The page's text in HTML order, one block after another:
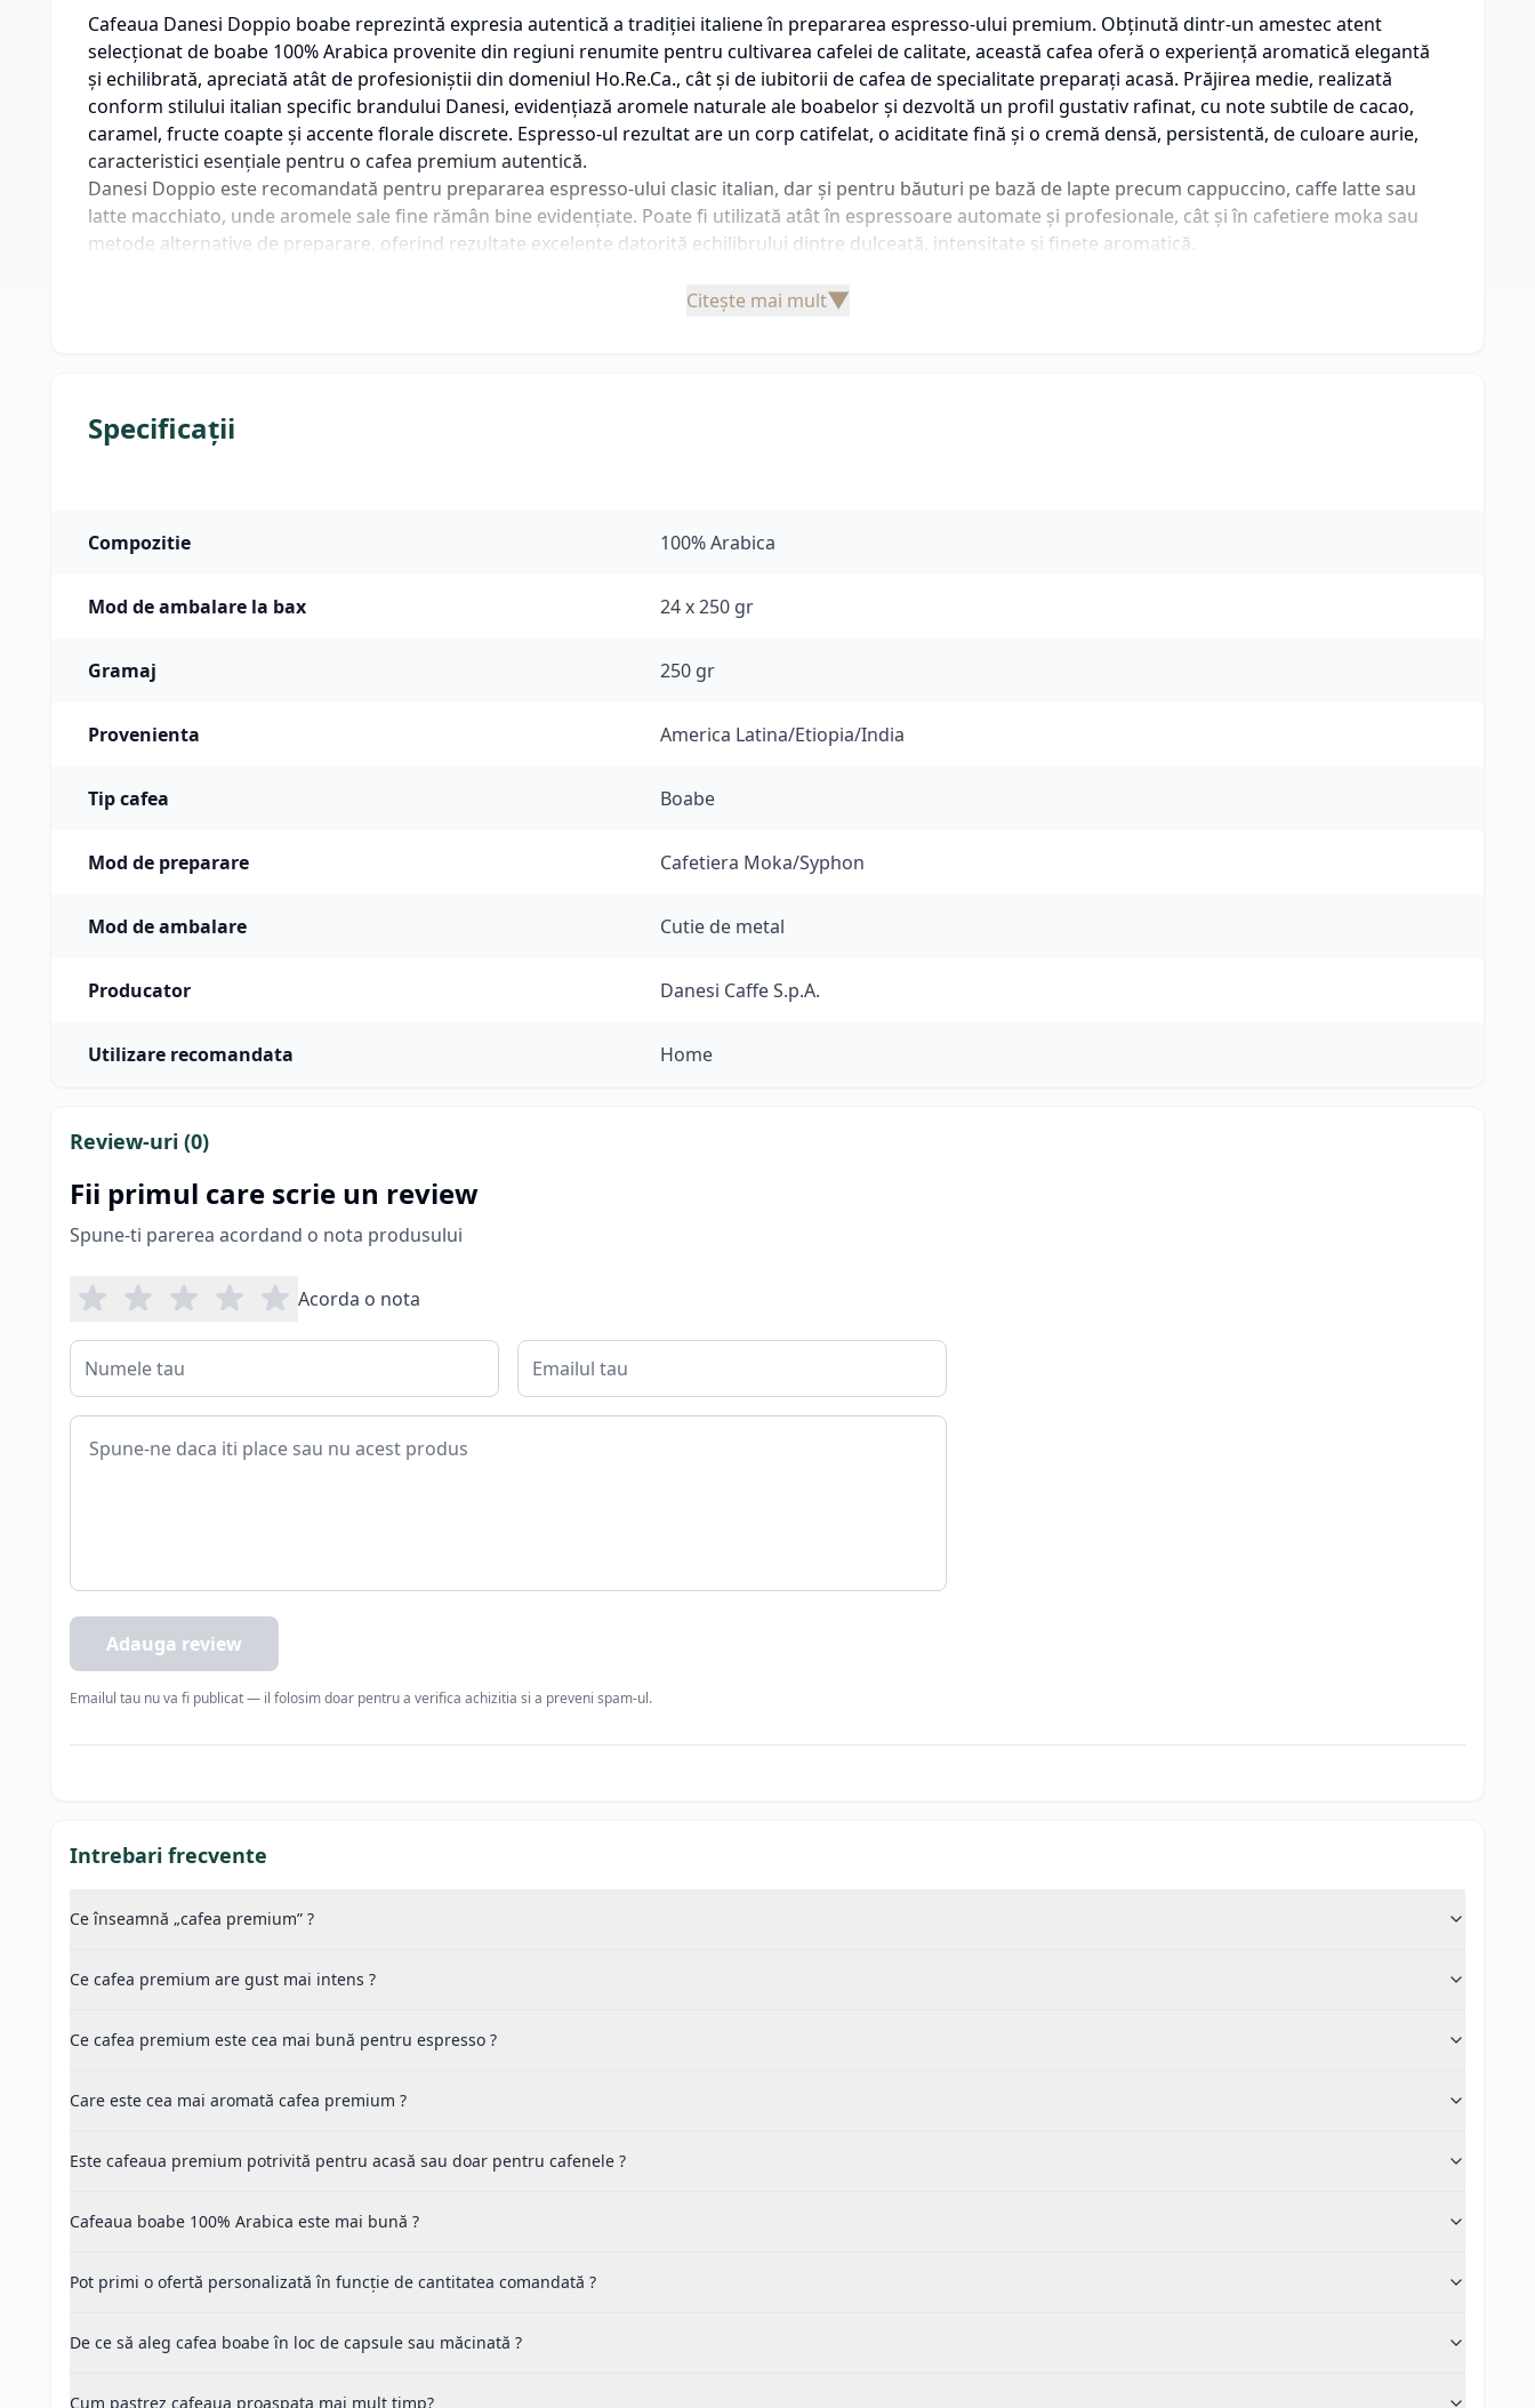
Cafeaua Danesi Doppio boabe reprezintă expresia autentică a tradiției italiene în prepararea espresso-ului premium. Obținută dintr-un amestec atent
selecționat de boabe 100% Arabica provenite din regiuni renumite pentru cultivarea cafelei de calitate, această cafea oferă o experiență aromatică elegantă
și echilibrată, apreciată atât de profesioniștii din domeniul Ho.Re.Ca., cât și de iubitorii de cafea de specialitate preparați acasă. Prăjirea medie, realizată
conform stilului italian specific brandului Danesi, evidențiază aromele naturale ale boabelor și dezvoltă un profil gustativ rafinat, cu note subtile de cacao,
caramel, fructe coapte și accente florale discrete. Espresso-ul rezultat are un corp catifelat, o aciditate fină și o cremă densă, persistentă, de culoare aurie,
caracteristici esențiale pentru o cafea premium autentică.
Danesi Doppio este recomandată pentru prepararea espresso-ului clasic italian, dar și pentru băuturi pe bază de lapte precum cappuccino, caffe latte sau
latte macchiato, unde aromele sale fine rămân bine evidențiate. Poate fi utilizată atât în espressoare automate și profesionale, cât și în cafetiere moka sau
metode alternative de preparare, oferind rezultate excelente datorită echilibrului dintre dulceață, intensitate și finețe aromatică.
Citește mai mult▼
Specificații
Compozitie 100% Arabica
Mod de ambalare la bax 24 x 250 gr
Gramaj 250 gr
Provenienta America Latina/Etiopia/India
Tip cafea Boabe
Mod de preparare Cafetiera Moka/Syphon
Mod de ambalare Cutie de metal
Producator Danesi Caffe S.p.A.
Utilizare recomandata Home
Review-uri (0)
Fii primul care scrie un review
Spune-ti parerea acordand o nota produsului
Acorda o nota
Adauga review
Emailul tau nu va fi publicat — il folosim doar pentru a verifica achizitia si a preveni spam-ul.
Intrebari frecvente
Ce înseamnă „cafea premium” ?
Ce cafea premium are gust mai intens ?
Ce cafea premium este cea mai bună pentru espresso ?
Care este cea mai aromată cafea premium ?
Este cafeaua premium potrivită pentru acasă sau doar pentru cafenele ?
Cafeaua boabe 100% Arabica este mai bună ?
Pot primi o ofertă personalizată în funcție de cantitatea comandată ?
De ce să aleg cafea boabe în loc de capsule sau măcinată ?
Cum pastrez cafeaua proaspata mai mult timp?